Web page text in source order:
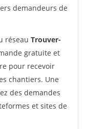
demandeurs de
réseau Trouver-
gratuite et
pour recevoir
chantiers. Une
des demandes
et sites de